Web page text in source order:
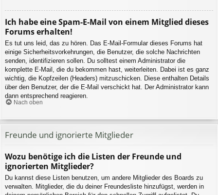
Ich habe eine Spam-E-Mail von einem Mitglied dieses
Forums erhalten!
Es tut uns leid, das zu hören. Das E-Mail-Formular dieses Forums hat
einige Sicherheitsvorkehrungen, die Benutzer, die solche Nachrichten
senden, identifizieren sollen. Du solltest einem Administrator die
komplette E-Mail, die du bekommen hast, weiterleiten. Dabei ist es ganz
wichtig, die Kopfzeilen (Headers) mitzuschicken. Diese enthalten Details
über den Benutzer, der die E-Mail verschickt hat. Der Administrator kann
dann entsprechend reagieren.
Nach oben
Freunde und ignorierte Mitglieder
Wozu benötige ich die Listen der Freunde und
ignorierten Mitglieder?
Du kannst diese Listen benutzen, um andere Mitglieder des Boards zu
verwalten. Mitglieder, die du deiner Freundesliste hinzufügst, werden in